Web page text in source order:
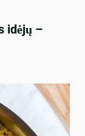
idėjų –